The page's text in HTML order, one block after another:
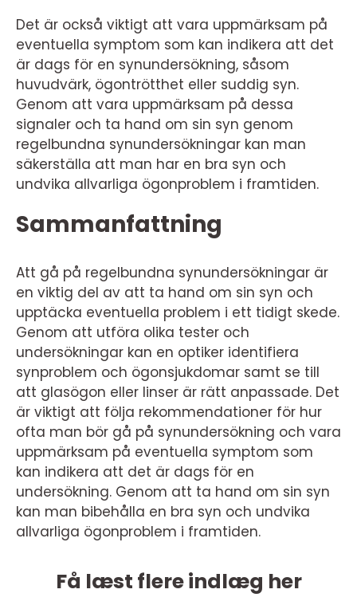
Det är också viktigt att vara uppmärksam på
eventuella symptom som kan indikera att det
är dags för en synundersökning, såsom
huvudvärk, ögontrötthet eller suddig syn.
Genom att vara uppmärksam på dessa
signaler och ta hand om sin syn genom
regelbundna synundersökningar kan man
säkerställa att man har en bra syn och
undvika allvarliga ögonproblem i framtiden.
Sammanfattning
Att gå på regelbundna synundersökningar är
en viktig del av att ta hand om sin syn och
upptäcka eventuella problem i ett tidigt skede.
Genom att utföra olika tester och
undersökningar kan en optiker identifiera
synproblem och ögonsjukdomar samt se till
att glasögon eller linser är rätt anpassade. Det
är viktigt att följa rekommendationer för hur
ofta man bör gå på synundersökning och vara
uppmärksam på eventuella symptom som
kan indikera att det är dags för en
undersökning. Genom att ta hand om sin syn
kan man bibehålla en bra syn och undvika
allvarliga ögonproblem i framtiden.
Få læst flere indlæg her